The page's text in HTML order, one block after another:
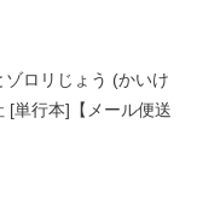
ロリじょう (かいけ
[単行本]【メール便送